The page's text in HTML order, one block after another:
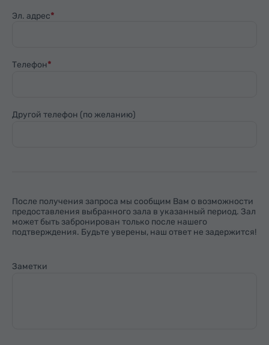
Эл. адрес
Телефон
Другой телефон (по желанию)
После получения запроса мы сообщим Вам о возможности
предоставления выбранного зала в указанный период. Зал
может быть забронирован только после нашего
подтверждения. Будьте уверены, наш ответ не задержится!
Заметки